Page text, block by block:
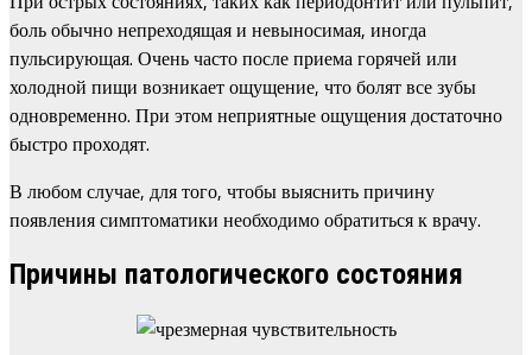
боль обычно непреходящая и невыносимая, иногда
пульсирующая. Очень часто после приема горячей или
холодной пищи возникает ощущение, что болят все зубы
одновременно. При этом неприятные ощущения достаточно
быстро проходят.
В любом случае, для того, чтобы выяснить причину
появления симптоматики необходимо обратиться к врачу.
Причины патологического состояния